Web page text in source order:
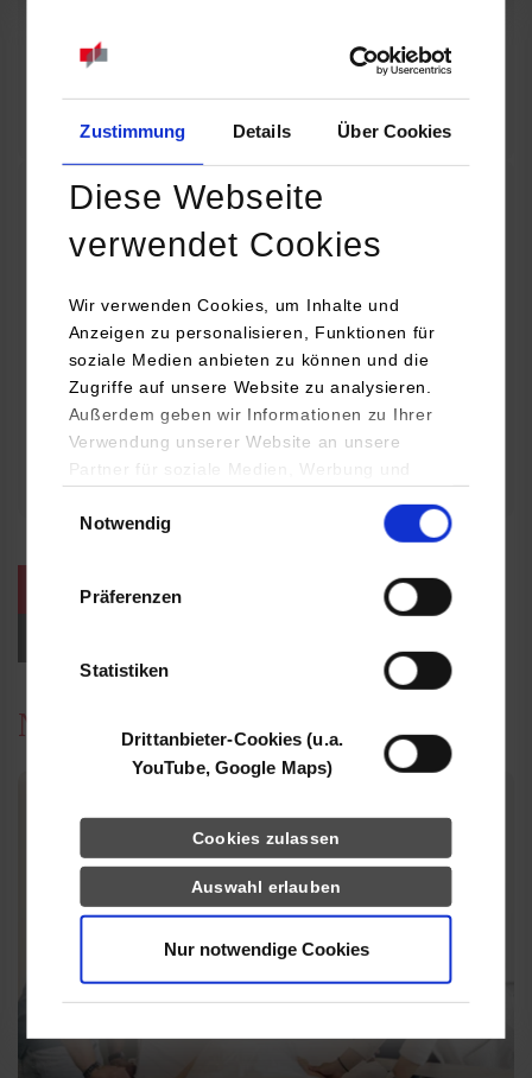
Zustimmung Details Über Cookies
Diese Webseite
verwendet Cookies
Wir verwenden Cookies, um Inhalte und
Anzeigen zu personalisieren, Funktionen für
soziale Medien anbieten zu können und die
Zugriffe auf unsere Website zu analysieren.
Außerdem geben wir Informationen zu Ihrer
Verwendung unserer Website an unsere
Partner für soziale Medien, Werbung und
YouTube, Google Maps) führen diese
Daten zusammen, die Sie ihnen bereitgestellt
haben oder die sie im Rahmen Ihrer Nutzung
Notwendig
Präferenzen
Statistiken
Drittanbieter-Cookies (u.a.
YouTube, Google Maps)
Cookies zulassen
Auswahl erlauben
Nur notwendige Cookies
Online INDIS-Infoveranstaltung für Studierende
Zum Event
Technologietag: Clean Urban Transportation –
nachhaltige Mobilität im (sub)urbanen Umfeld
16.09.2026 - 17.09.2026
Im Mittelpunkt stehen elektrische Antriebe, moderne
Batterietechnologien und innovative Fahrzeugkonzepte für
nachhaltige Mobilität in Stadt und…
weitere Veranstaltungen / Termine
News